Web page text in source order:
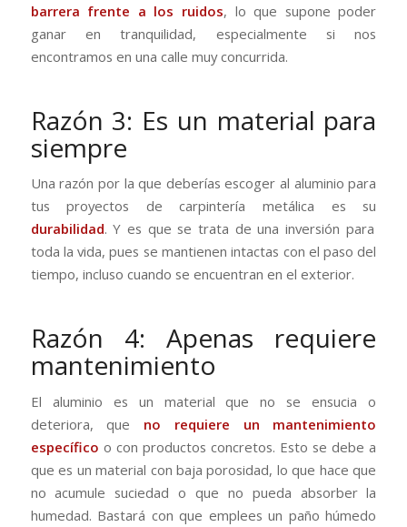
barrera frente a los ruidos, lo que supone poder
ganar en tranquilidad, especialmente si nos
encontramos en una calle muy concurrida.
Razón 3: Es un material para
siempre
Una razón por la que deberías escoger al aluminio para
tus proyectos de carpintería metálica es su
durabilidad. Y es que se trata de una inversión para
toda la vida, pues se mantienen intactas con el paso del
tiempo, incluso cuando se encuentran en el exterior.
Razón 4: Apenas requiere
mantenimiento
El aluminio es un material que no se ensucia o
deteriora, que no requiere un mantenimiento
específico o con productos concretos. Esto se debe a
que es un material con baja porosidad, lo que hace que
no acumule suciedad o que no pueda absorber la
humedad. Bastará con que emplees un paño húmedo